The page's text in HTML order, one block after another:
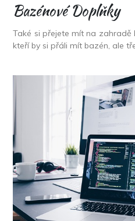
Bazénové Doplňky
Také si přejete mít na zahradě
kteří by si přáli mít bazén, ale